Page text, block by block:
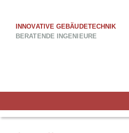
INNOVATIVE GEBÄUDETECHNIK
BERATENDE INGENIEURE